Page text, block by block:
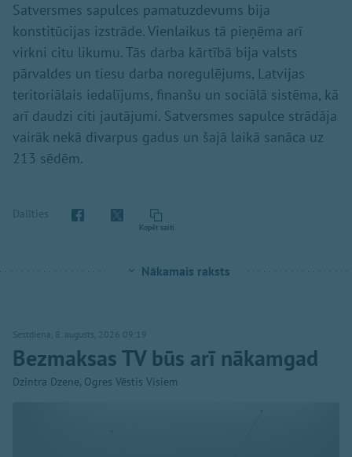
Satversmes sapulces pamatuzdevums bija
konstitūcijas izstrāde. Vienlaikus tā pieņēma arī
virkni citu likumu. Tās darba kārtībā bija valsts
pārvaldes un tiesu darba noregulējums, Latvijas
teritoriālais iedalījums, finanšu un sociālā sistēma, kā
arī daudzi citi jautājumi. Satversmes sapulce strādāja
vairāk nekā divarpus gadus un šajā laikā sanāca uz
213 sēdēm.
Dalīties
Kopēt saiti
Nākamais raksts
Sestdiena, 8. augusts, 2026 09:19
Bezmaksas TV būs arī nākamgad
Dzintra Dzene, Ogres Vēstis Visiem